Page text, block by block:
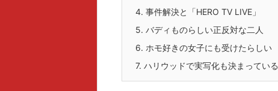
4. 事件解決と「HERO TV LIVE」
5. バディものらしい正反対な二人
6. ホモ好きの女子にも受けたらしい
7. ハリウッドで実写化も決まっている